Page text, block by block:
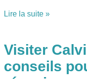
Lire la suite »
Visiter
conseils